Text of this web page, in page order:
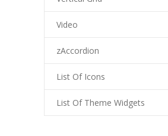
-- Mitwirkungsgremien
-- Förderverein
-- Schultextilien
-- Übergänge/Schulanmeldung
Video
zAccordion
List Of Icons
List Of Theme Widgets